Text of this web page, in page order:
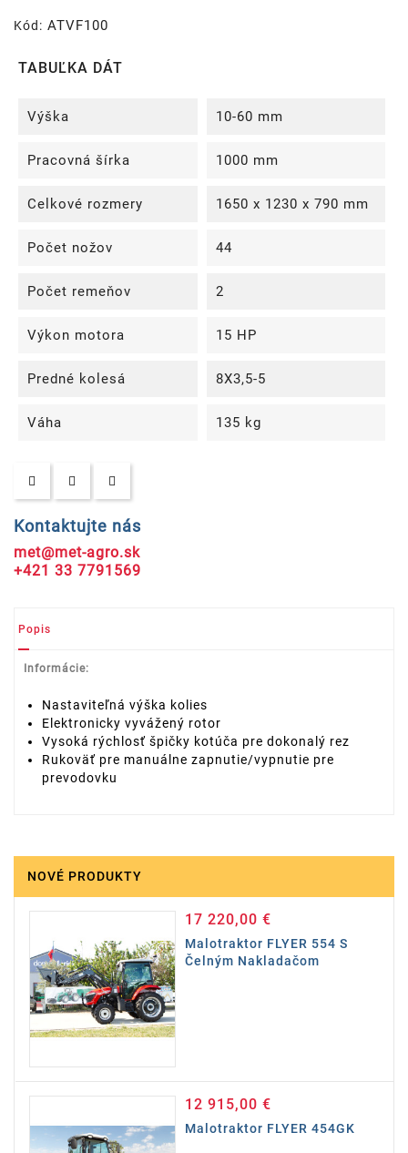
Kód: ATVF100
TABUĽKA DÁT
Výška 10-60 mm
Pracovná šírka 1000 mm
Celkové rozmery 1650 x 1230 x 790 mm
Počet nožov 44
Počet remeňov 2
Výkon motora 15 HP
Predné kolesá 8X3,5-5
Váha 135 kg
Kontaktujte nás
met@met-agro.sk
+421 33 7791569
Popis
Informácie:
Nastaviteľná výška kolies
Elektronicky vyvážený rotor
Vysoká rýchlosť špičky kotúča pre dokonalý rez
Rukoväť pre manuálne zapnutie/vypnutie pre
prevodovku
NOVÉ PRODUKTY
17 220,00 €Cena
Malotraktor FLYER 554 S
Čelným Nakladačom
12 915,00 €Cena
Malotraktor FLYER 454GK